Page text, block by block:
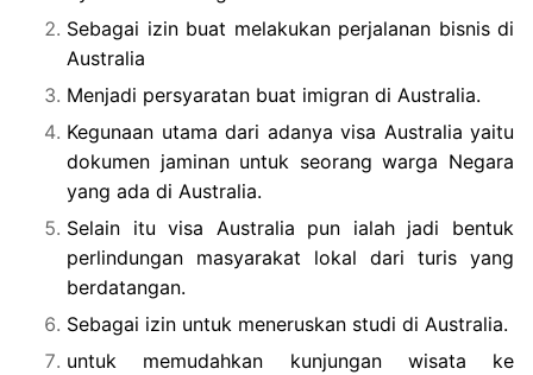
Sebagai izin buat melakukan perjalanan bisnis di
Australia
Menjadi persyaratan buat imigran di Australia.
Kegunaan utama dari adanya visa Australia yaitu
dokumen jaminan untuk seorang warga Negara
yang ada di Australia.
Selain itu visa Australia pun ialah jadi bentuk
perlindungan masyarakat lokal dari turis yang
berdatangan.
Sebagai izin untuk meneruskan studi di Australia.
untuk memudahkan kunjungan wisata ke